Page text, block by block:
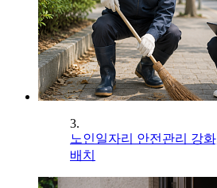
3.
노인일자리 안전관리 강
배치